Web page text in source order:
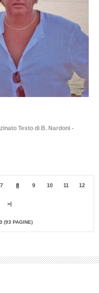
Testo di B. Nardoni -
7 8 9 10 11 12
>|
(93 PAGINE)